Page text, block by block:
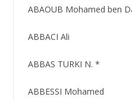
ABAOUB Mohamed ben
ABBACI Ali
ABBAS TURKI N. *
ABBESSI Mohamed